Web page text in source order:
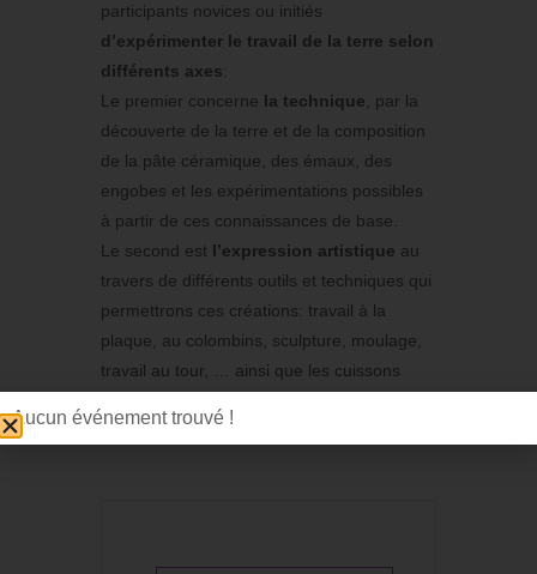
participants novices ou initiés
d’expérimenter le travail de la terre selon
différents axes
Le premier concerne la technique , par la
découverte de la terre et de la composition
de la pâte céramique, des émaux, des
engobes et les expérimentations possibles
à partir de ces connaissances de base.
Le second est l’expression artistique au
travers de différents outils et techniques qui
permettrons ces créations: travail à la
plaque, au colombins, sculpture, moulage,
travail au tour, … ainsi que les cuissons
Aucun événement trouvé !